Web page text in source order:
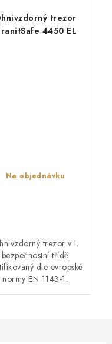
trezor
4450 EL
Na objednávku
trezor v I.
bezpečnostní třídě
dle evropské
normy EN 1143-1.